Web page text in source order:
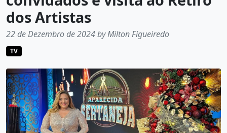
dos Artistas
22 de Dezembro de 2024 by Milton Figueiredo
TV